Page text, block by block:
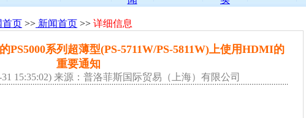
首页 >> 新闻首页 >> 详细信息
PS5000系列超薄型(PS-5711W/PS-5811W)上使用HDMI的
重要通知
15:35:02) 来源：普洛菲斯国际贸易（上海）有限公司